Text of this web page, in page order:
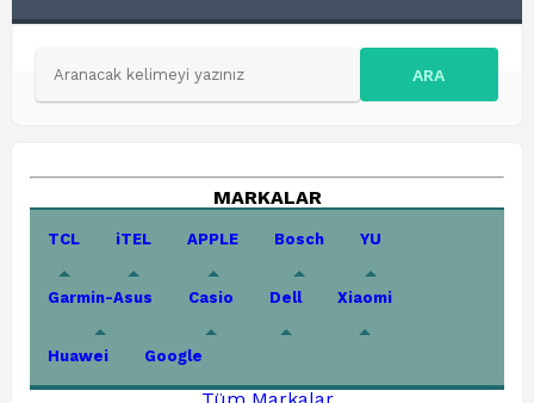
ARA
MARKALAR
TCL iTEL APPLE Bosch YU
Garmin-Asus Casio Dell Xiaomi
Huawei Google